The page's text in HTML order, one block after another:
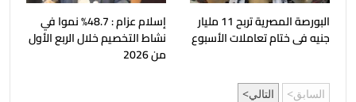
البورصة المصرية تربح 11 مليار
جنيه فى ختام تعاملات الأسبوع
إسلام عزام : 48.7% نموا في
نشاط التخصيم خلال الربع الأول
من 2026
السابق التالي